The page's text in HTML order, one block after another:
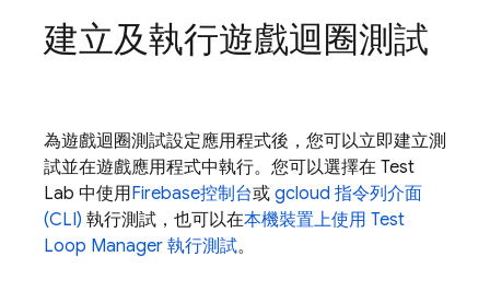
建立及執行遊戲迴圈測試
為遊戲迴圈測試設定應用程式後，您可以立即建立測
試並在遊戲應用程式中執行。您可以選擇在 Test
Lab 中使用Firebase控制台或 gcloud 指令列介面
(CLI) 執行測試，也可以在本機裝置上使用 Test
Loop Manager 執行測試。